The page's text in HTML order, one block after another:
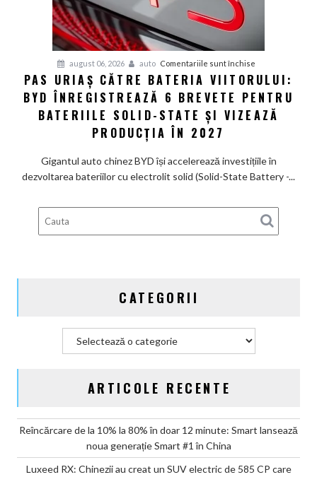
și
poartă
nume
august 06, 2026 auto Comentariile sunt închise
Pas
uriaș
către
pentru
bateriile
în
PAS URIAȘ CĂTRE BATERIA VIITORULUI:
BYD ÎNREGISTREAZĂ 6 BREVETE PENTRU
BATERIILE SOLID-STATE ȘI VIZEAZĂ
PRODUCȚIA ÎN 2027
Gigantul auto chinez BYD își accelerează investițiile în
dezvoltarea bateriilor cu electrolit solid (Solid-State Battery -...
CATEGORII
ARTICOLE RECENTE
Reîncărcare de la 10% la 80% în doar 12 minute: Smart lansează
noua generație Smart #1 în China
Luxeed RX: Chinezii au creat un SUV electric de 585 CP care